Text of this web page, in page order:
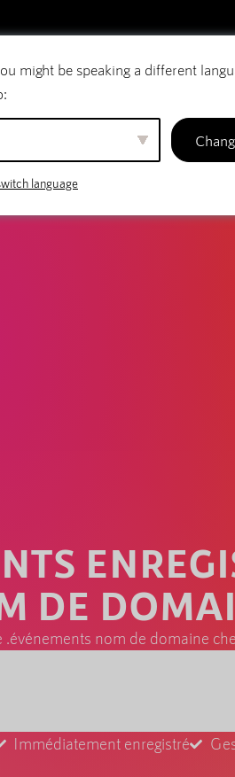
Noms de domaine
DE
.événements nom de domaine
Immédiatement enregistré
might be speaking a different
language